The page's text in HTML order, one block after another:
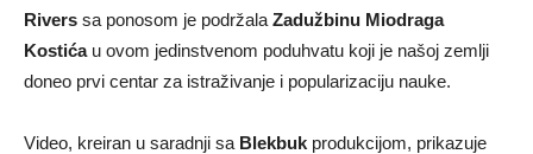
Rivers sa ponosom je podržala Zadužbinu Miodraga
Kostićau ovom jedinstvenom poduhvatu koji je našoj zemlji
doneo prvi centar za istraživanje i popularizaciju nauke.
Video, kreiran u saradnji sa Blekbuk produkcijom, prikazuje